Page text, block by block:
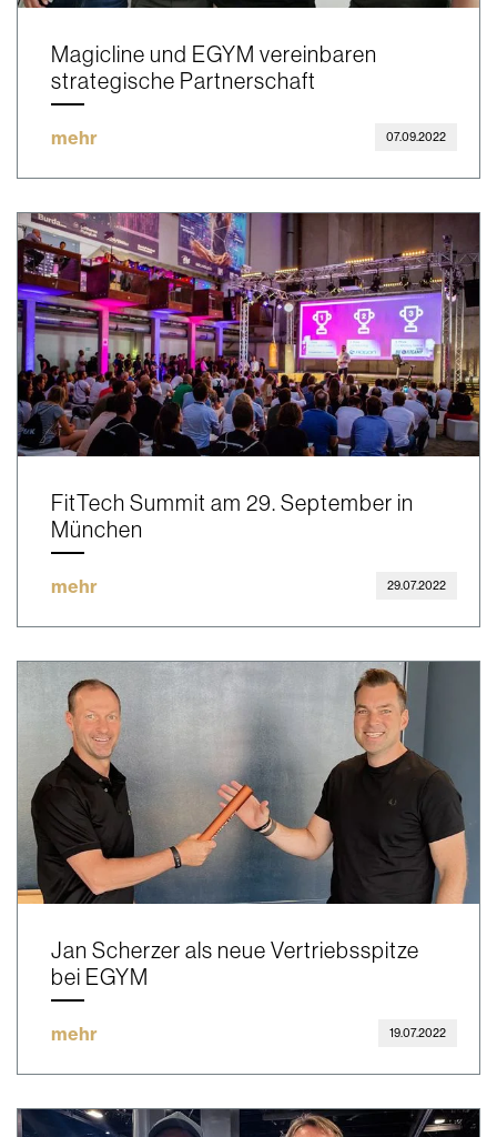
Magicline und EGYM vereinbaren
strategische Partnerschaft
mehr 07.09.2022
FitTech Summit am 29. September in
München
mehr 29.07.2022
Jan Scherzer als neue Vertriebsspitze
bei EGYM
mehr 19.07.2022